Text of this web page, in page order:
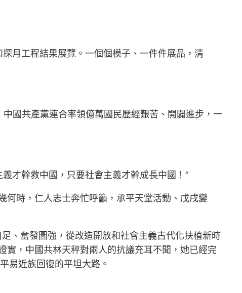
月工程結果展覽。一個個模子、一件件展品，清
國共產黨連合率領億萬國民歷經艱苦、開闢進步，一
才幹救中國，只要社會主義才幹成長中國！”
何時，仁人志士奔忙呼籲，承平天堂活動、戊戌變
、奮發圖強，從改造開放和社會主義古代化扶植新時
，中國共林天秤對兩人的抗議充耳不聞，她已經完
易近族回復的平坦大路。